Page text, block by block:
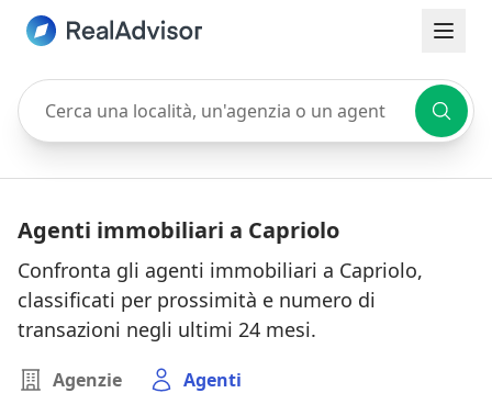
Cerca una località, un'agenzia o un agente
Agenti immobiliari a Capriolo
Confronta gli agenti immobiliari a Capriolo,
classificati per prossimità e numero di
transazioni negli ultimi 24 mesi.
Agenzie Agenti